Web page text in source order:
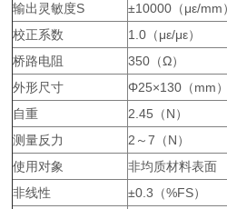
输出灵敏度S
±10000（με/mm
校正系数
1.0（με/με）
桥路电阻
350（Ω）
外形尺寸
Φ25×130（mm）
自重
2.45（N）
测量反力
2～7（N）
使用对象
非均质材料表面
非线性
±0.3（%FS）